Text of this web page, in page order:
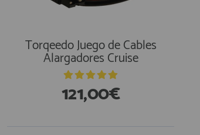
Torqeedo Juego de Cables
Alargadores Cruise
121,00€